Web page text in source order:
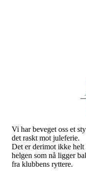
Vi har beveget oss et
det raskt mot juleferie.
Det er derimot ikke helt
helgen som nå ligger
fra klubbens ryttere.